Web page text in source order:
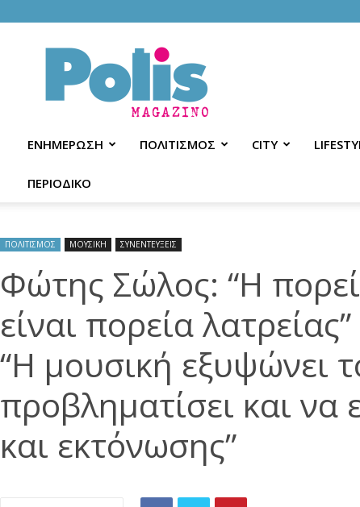
Polis
Magazino
ΕΝΗΜΕΡΩΣΗ ΠΟΛΙΤΙΣΜΟΣ CITY
ΠΕΡΙΟΔΙΚΟ
ΠΟΛΙΤΙΣΜΟΣ ΜΟΥΣΙΚΗ ΣΥΝΕΝΤΕΥΞΕΙΣ
Φώτης Σώλος: “Η
είναι πορεία
“Η μουσική εξυψώνει
προβληματίσει και να
και εκτόνωσης”